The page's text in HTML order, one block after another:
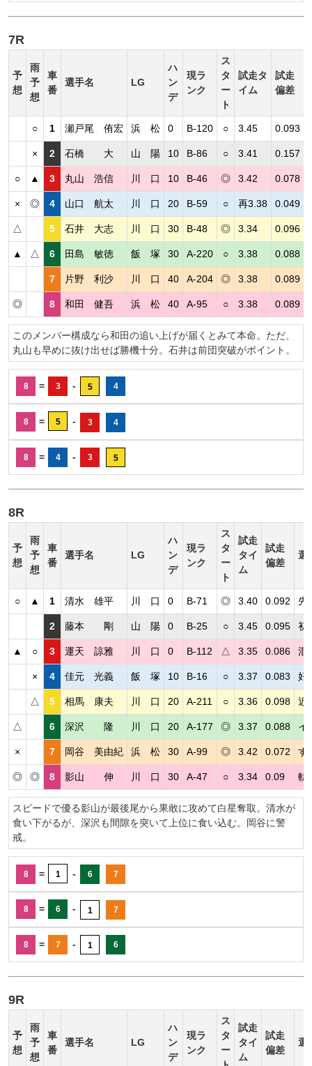
7R
予
想
雨
予
想
車
番
選手名 LG
ハ
ン
デ
現ラ
ンク
ス
タ
ー
ト
試走タ
イム
試走
偏差
○ 1 瀬戸尾 侑宏 浜 松 0 B-120 ○ 3.45 0.093
× 2 石橋 大 山 陽 10 B-86 ○ 3.41 0.157
○ ▲ 3 丸山 浩信 川 口 10 B-46 ◎ 3.42 0.078
× ◎ 4 山口 航太 川 口 20 B-59 ○ 再3.38 0.049
△ 5 石井 大志 川 口 30 B-48 ◎ 3.34 0.096
▲ △ 6 田島 敏徳 飯 塚 30 A-220 ○ 3.38 0.088
7 片野 利沙 川 口 40 A-204 ◎ 3.38 0.089
◎ 8 和田 健吾 浜 松 40 A-95 ○ 3.38 0.089
このメンバー構成なら和田の追い上げが届くとみて本命。ただ、
丸山も早めに抜け出せば勝機十分。石井は前団突破がポイント。
8 = 3 - 5 4
8 = 5 - 3 4
8 = 4 - 3 5
8R
予
想
雨
予
想
車
番
選手名 LG
ハ
ン
デ
現ラ
ンク
ス
タ
ー
ト
試走
タイ
ム
試走
偏差
選
○ ▲ 1 清水 雄平 川 口 0 B-71 ◎ 3.40 0.092 先
2 藤本 剛 山 陽 0 B-25 ○ 3.45 0.095 初
▲ ○ 3 運天 諒雅 川 口 0 B-112 △ 3.35 0.086 混
× 4 佳元 光義 飯 塚 10 B-16 ○ 3.37 0.083 好
△ 5 相馬 康夫 川 口 20 A-211 ○ 3.36 0.098 近
△ 6 深沢 隆 川 口 20 A-177 ◎ 3.37 0.088 イ
× 7 岡谷 美由紀 浜 松 30 A-99 ◎ 3.42 0.072 す
◎ ◎ 8 影山 伸 川 口 30 A-47 ○ 3.34 0.09 軌
スピードで優る影山が最後尾から果敢に攻めて白星奪取。清水が
食い下がるが、深沢も間隙を突いて上位に食い込む。岡谷に警
戒。
8 = 1 - 6 7
8 = 6 - 1 7
8 = 7 - 1 6
9R
予
想
雨
予
想
車
番
選手名 LG
ハ
ン
デ
現ラ
ンク
ス
タ
ー
試走
タイ
ム
試走
偏差
選